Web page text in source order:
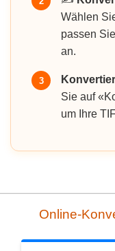
Wählen
passen
an.
3
Sie auf
um Ihre
Online-